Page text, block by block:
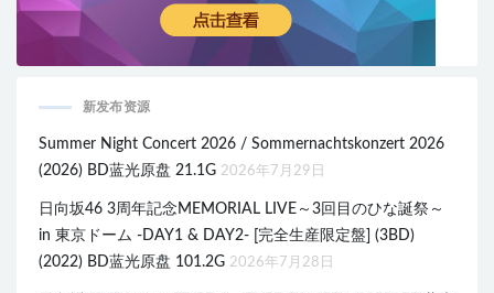
新发布资源
Summer Night Concert 2026 / Sommernachtskonzert 2026
(2026) BD蓝光原盘 21.1G 2026年7月29日
日向坂46 3周年記念MEMORIAL LIVE～3回目のひな誕祭～
in 東京ドーム -DAY1 & DAY2- [完全生産限定盤] (3BD)
(2022) BD蓝光原盘 101.2G 2026年7月28日